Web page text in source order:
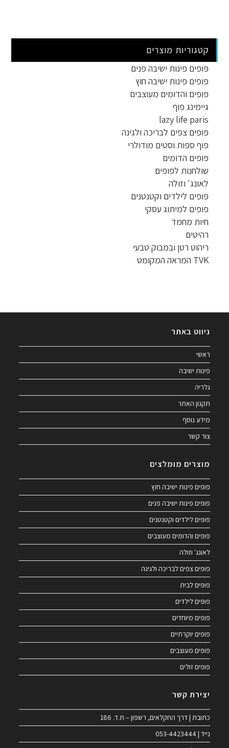
קטגוריות מוצרים
פופים פינות ישיבה פנים
פופים פינות ישיבה חוץ
פופים והדומים מעוצבים
גיימינג פוף
lazy life paris
פופים צפים לבריכה ולגינה
פוף ספות וסטים מודולרי
פופים הדומים
שולחנות לפופים
לאונג' וזולה
פופים לילדים וקטנטנים
פופים למיתוג עסקי
חיות מחמד
רהיטים
ריהוט רטן ובמבוק טבעי
TVK המראה המקומט
ניווט באתר
ראשי
פינות ישיבה
גלריה
תקנון האתר
מידע נוסף
צור קשר
מוצרים מומלצים
פופים פינות ישיבה חוץ
פופים פינות ישיבה פנים
פופים לילדים וקטנטנים
פופים והדומים מעוצבים
לאונג' וזולה
פופים צפים לבריכה ולגינה
פופים לבית
פופים לילדים
פופים מיוחדים
פופים יוקרתיים
פופים מעוצבים
פופים זולים
יצירת קשר
כתובת | דרך החקלאים, רשפון – ת.ד. 186
נייד | 053-4423444